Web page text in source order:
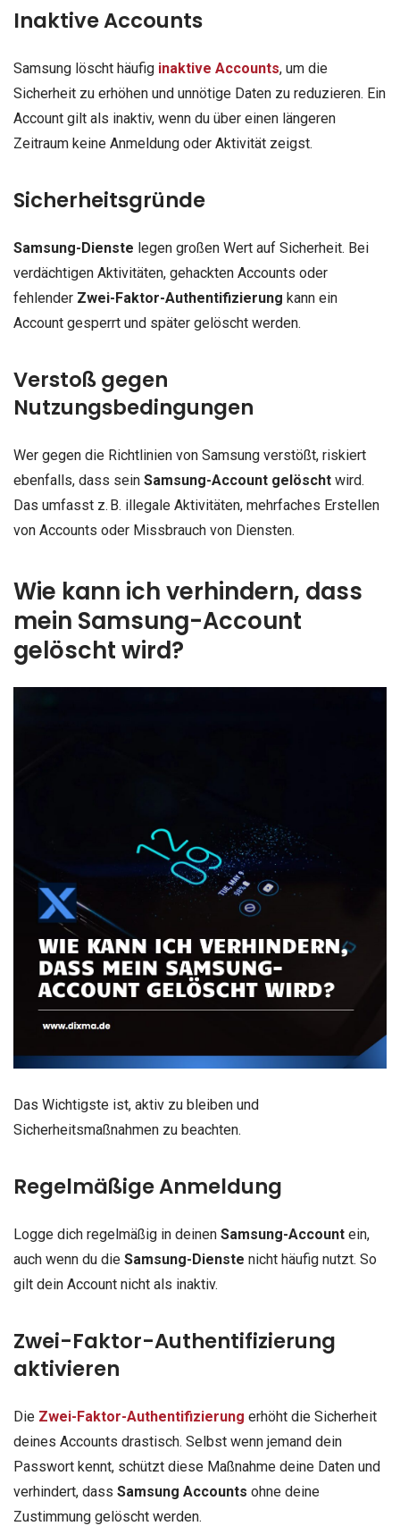
Inaktive Accounts
Samsung löscht häufig inaktive Accounts, um die
Sicherheit zu erhöhen und unnötige Daten zu reduzieren. Ein
Account gilt als inaktiv, wenn du über einen längeren
Zeitraum keine Anmeldung oder Aktivität zeigst.
Sicherheitsgründe
Samsung-Dienste legen großen Wert auf Sicherheit. Bei
verdächtigen Aktivitäten, gehackten Accounts oder
fehlender Zwei-Faktor-Authentifizierung kann ein
Account gesperrt und später gelöscht werden.
Verstoß gegen
Nutzungsbedingungen
Wer gegen die Richtlinien von Samsung verstößt, riskiert
ebenfalls, dass sein Samsung-Account gelöscht wird.
Das umfasst z. B. illegale Aktivitäten, mehrfaches Erstellen
von Accounts oder Missbrauch von Diensten.
Wie kann ich verhindern, dass
mein Samsung-Account
gelöscht wird?
Das Wichtigste ist, aktiv zu bleiben und
Sicherheitsmaßnahmen zu beachten.
Regelmäßige Anmeldung
Logge dich regelmäßig in deinen Samsung-Account ein,
auch wenn du die Samsung-Dienste nicht häufig nutzt. So
gilt dein Account nicht als inaktiv.
Zwei-Faktor-Authentifizierung
aktivieren
Die Zwei-Faktor-Authentifizierung erhöht die Sicherheit
deines Accounts drastisch. Selbst wenn jemand dein
Passwort kennt, schützt diese Maßnahme deine Daten und
verhindert, dass Samsung Accounts ohne deine
Zustimmung gelöscht werden.